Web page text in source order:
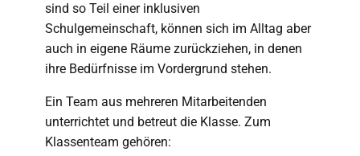
sind so Teil einer inklusiven
Schulgemeinschaft, können sich im Alltag aber
auch in eigene Räume zurückziehen, in denen
ihre Bedürfnisse im Vordergrund stehen.
Ein Team aus mehreren Mitarbeitenden
unterrichtet und betreut die Klasse. Zum
Klassenteam gehören: